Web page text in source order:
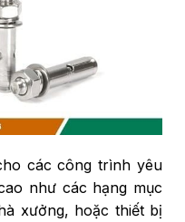
các công trình yêu
như các hạng mục
xưởng, hoặc thiết bị